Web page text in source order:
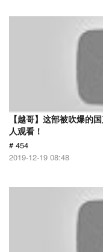
【越哥】这部被吹爆的
人观看！
# 454
2019-12-19 08:48